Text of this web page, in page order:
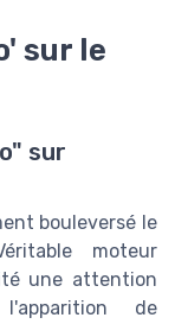
sur le
sur
bouleversé le
moteur
une attention
de